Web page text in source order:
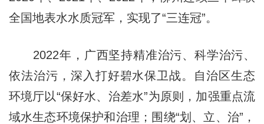
全国地表水水质冠军，实现了“三连冠”。
2022年，广西坚持精准治污、科学治污、
依法治污，深入打好碧水保卫战。自治区生态
环境厅以“保好水、治差水”为原则，加强重点流
域水生态环境保护和治理；围绕“划、立、治”，